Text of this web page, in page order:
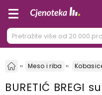
Meso i riba
BURETIĆ BREGI